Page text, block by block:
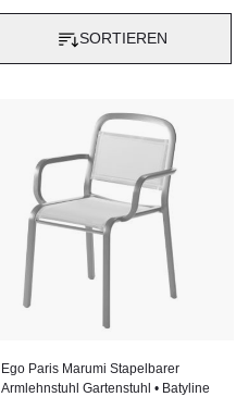
SORTIEREN
Ego Paris Marumi Stapelbarer
Armlehnstuhl Gartenstuhl • Batyline